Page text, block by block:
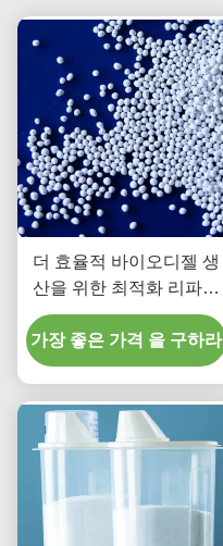
더 효율적 바이오디젤 생
산을 위한 최적화 리파아
제(지방분해 효소)
가장 좋은 가격 을 구하라